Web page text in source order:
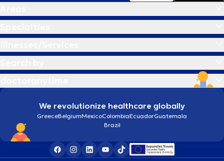
We revolutionize healthcare globally
GreeceBelgiumMexicoColombiaEcuadorGuatemala
Brazil